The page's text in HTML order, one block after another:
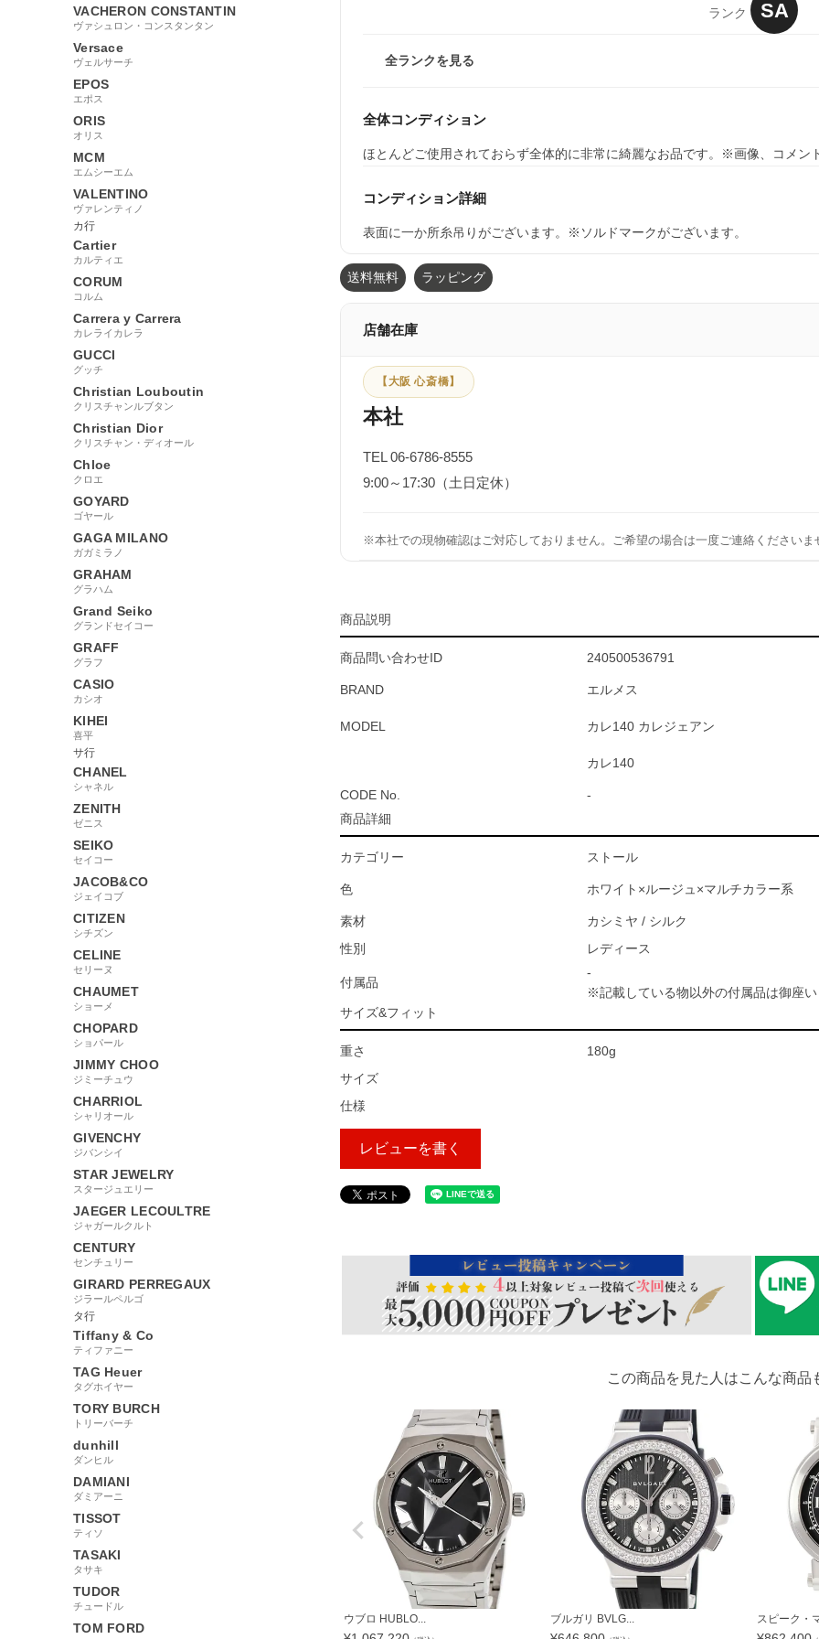
VACHERON CONSTANTIN
ヴァシュロン・コンスタンタン
Versace
ヴェルサーチ
EPOS
エポス
ORIS
オリス
MCM
エムシーエム
VALENTINO
ヴァレンティノ
カ行
Cartier
カルティエ
CORUM
コルム
Carrera y Carrera
カレライカレラ
GUCCI
グッチ
Christian Louboutin
クリスチャンルブタン
Christian Dior
クリスチャン・ディオール
Chloe
クロエ
GOYARD
ゴヤール
GAGA MILANO
ガガミラノ
GRAHAM
グラハム
Grand Seiko
グランドセイコー
GRAFF
グラフ
CASIO
カシオ
KIHEI
喜平
サ行
CHANEL
シャネル
ZENITH
ゼニス
SEIKO
セイコー
JACOB&CO
ジェイコブ
CITIZEN
シチズン
CELINE
セリーヌ
CHAUMET
ショーメ
CHOPARD
ショパール
JIMMY CHOO
ジミーチュウ
CHARRIOL
シャリオール
GIVENCHY
ジバンシイ
STAR JEWELRY
スタージュエリー
JAEGER LECOULTRE
ジャガールクルト
CENTURY
センチュリー
GIRARD PERREGAUX
ジラールペルゴ
タ行
Tiffany & Co
ティファニー
TAG Heuer
タグホイヤー
TORY BURCH
トリーバーチ
dunhill
ダンヒル
DAMIANI
ダミアーニ
TISSOT
ティソ
TASAKI
タサキ
TUDOR
チュードル
TOM FORD
ランク SA
全ランクを見る
全体コンディション
ほとんどご使用されておらず全体的に非常に綺麗なお品です。※画像、コメン
コンディション詳細
表面に一か所糸吊りがございます。※ソルドマークがございます。
送料無料 ラッピング
店舗在庫
【大阪 心斎橋】
本社
TEL 06-6786-8555
9:00～17:30（土日定休）
※本社での現物確認はご対応しておりません。ご希望の場合は一度ご連絡くださいま
商品説明
商品問い合わせID 240500536791
BRAND エルメス
MODEL カレ140 カレジェアン
カレ140
CODE No.
-
商品詳細
カテゴリー ストール
色 ホワイト×ルージュ×マルチカラー系
素材
カシミヤ / シルク
性別
レディース
付属品
-
※記載している物以外の付属品は御座
サイズ&フィット
重さ
180g
サイズ
仕様
レビューを書く
この商品を見た人はこんな商品
ウブロ HUBLO... ブルガリ BVLG... スピーク・